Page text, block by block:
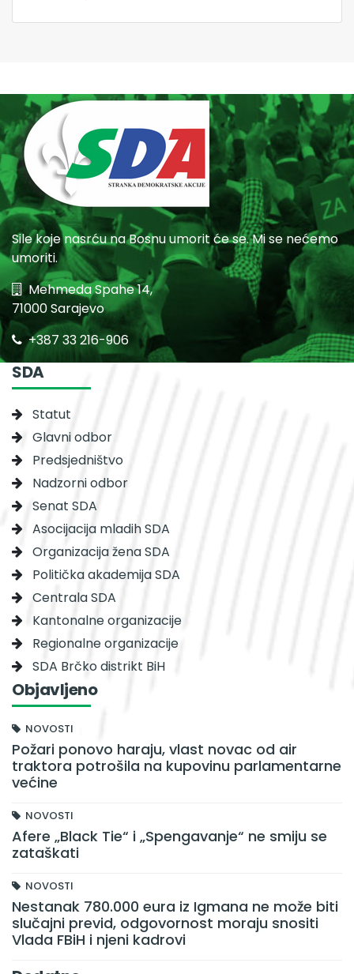
Sile koje nasrću na Bosnu umorit će se. Mi se nećemo
umoriti.
Mehmeda Spahe 14,
71000 Sarajevo
+387 33 216-906
SDA
Statut
Glavni odbor
Predsjedništvo
Nadzorni odbor
Senat SDA
Asocijacija mladih SDA
Organizacija žena SDA
Politička akademija SDA
Centrala SDA
Kantonalne organizacije
Regionalne organizacije
SDA Brčko distrikt BiH
Objavljeno
NOVOSTI
Požari ponovo haraju, vlast novac od air
traktora potrošila na kupovinu parlamentarne
većine
NOVOSTI
Afere „Black Tie“ i „Spengavanje“ ne smiju se
zataškati
NOVOSTI
Nestanak 780.000 eura iz Igmana ne može biti
slučajni previd, odgovornost moraju snositi
Vlada FBiH i njeni kadrovi